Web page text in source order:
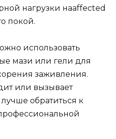
нагрузки наaffected
покой.
использовать
мази или гели для
заживления.
или вызывает
обратиться к